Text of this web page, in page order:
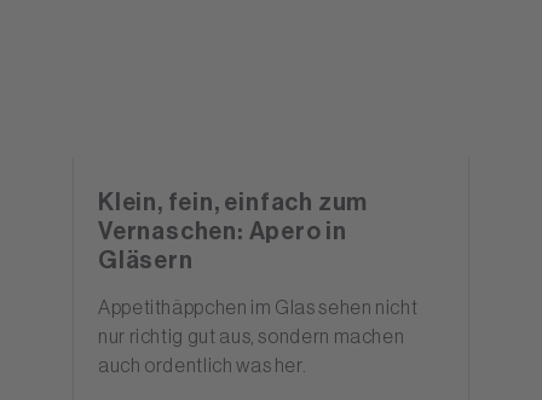
Klein, fein, einfach zum
Vernaschen: Apero in
Gläsern
Appetithäppchen im Glas sehen nicht
nur richtig gut aus, sondern machen
auch ordentlich was her.